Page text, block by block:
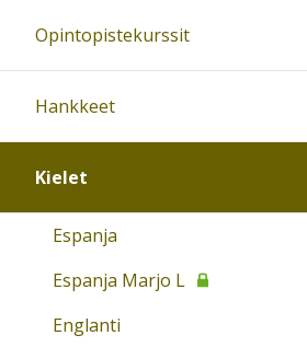
Opintopistekurssit
Hankkeet
Kielet
Espanja
Espanja Marjo L
Englanti